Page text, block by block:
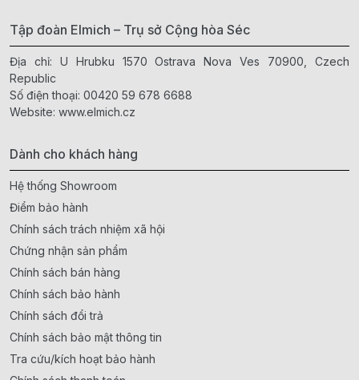
Tập đoàn Elmich – Trụ sở Cộng hòa Séc
Địa chỉ: U Hrubku 1570 Ostrava Nova Ves 70900, Czech
Republic
Số điện thoại: 00420 59 678 6688
Website: www.elmich.cz
Dành cho khách hàng
Hệ thống Showroom
Điểm bảo hành
Chính sách trách nhiệm xã hội
Chứng nhận sản phẩm
Chính sách bán hàng
Chính sách bảo hành
Chính sách đổi trả
Chính sách bảo mật thông tin
Tra cứu/kích hoạt bảo hành